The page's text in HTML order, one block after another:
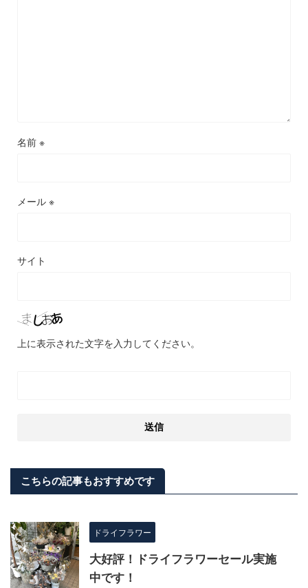
名前 ※
メール ※
サイト
上に表示された文字を入力してください。
こちらの記事もおすすめです
ドライフラワー
大好評！ドライフラワーセール実施
中です！